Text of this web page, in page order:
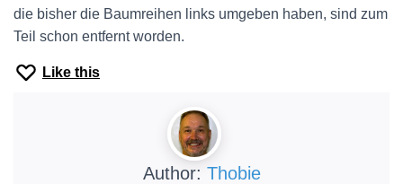
die bisher die Baumreihen links umgeben haben, sind zum
Teil schon entfernt worden.
Like this
Author: Thobie